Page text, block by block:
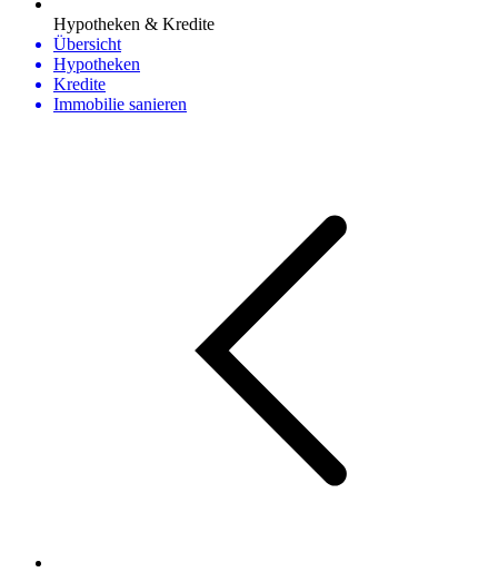
Hypotheken & Kredite
Übersicht
Hypotheken
Kredite
Immobilie sanieren